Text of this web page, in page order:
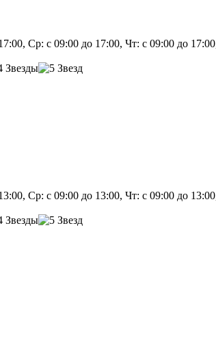
Ср: с 09:00 до 17:00, Чт: с 09:00 до
Ср: с 09:00 до 13:00, Чт: с 09:00 до